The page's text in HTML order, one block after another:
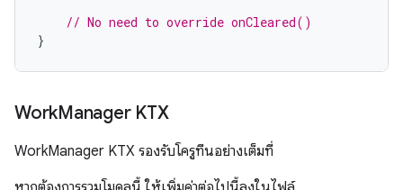
// No need to override onCleared()
}
WorkManager KTX
WorkManager KTX รองรับโครูทีนอย่างเต็มที่